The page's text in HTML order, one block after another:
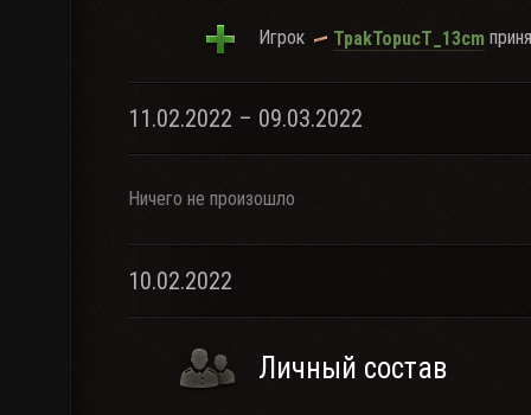
Игрок TpakTopucT_13cm
11.02.2022 – 09.03.2022
Ничего не произошло
10.02.2022
Личный состав